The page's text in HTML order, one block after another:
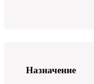
Назначение